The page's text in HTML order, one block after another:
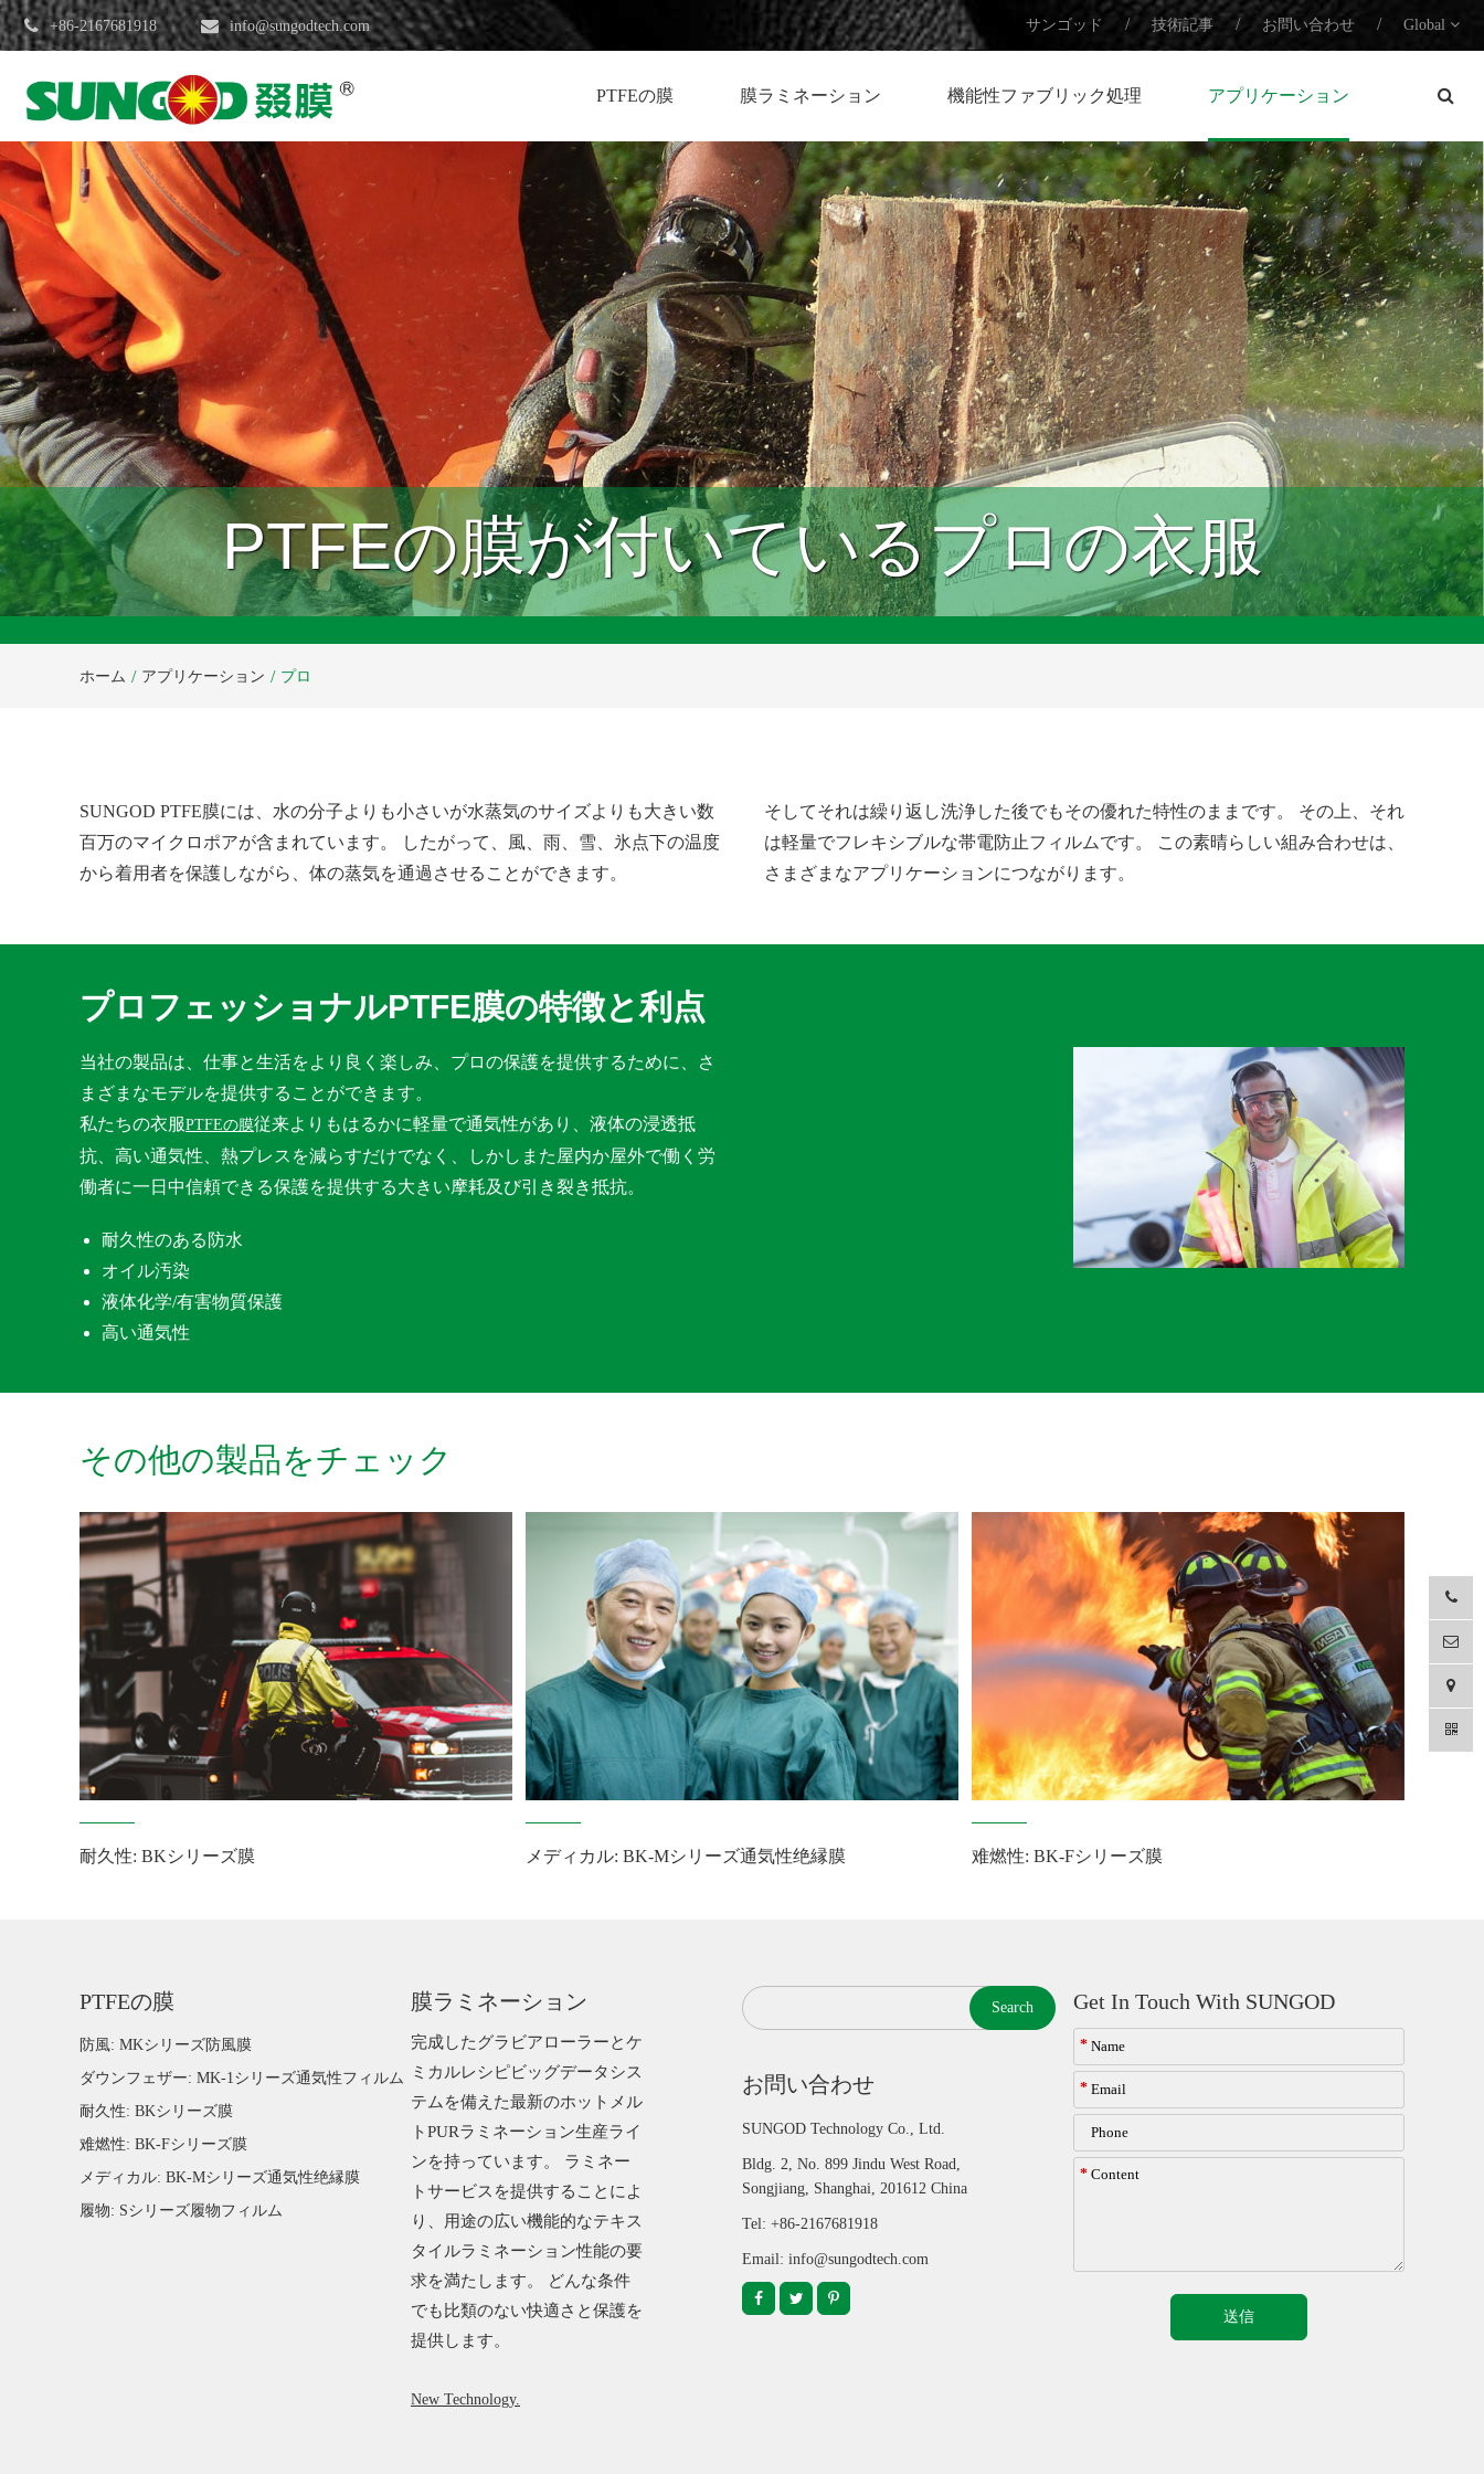
+86-2167681918 info@sungodtech.com サンゴッド / 技術記事 / お問い合わせ / Global
PTFEの膜 膜ラミネーション 機能性ファブリック処理 アプリケーション
PTFEの膜が付いているプロの衣服
ホーム アプリケーション プロ
SUNGOD PTFE膜には、水の分子よりも小さいが水蒸気のサイズよりも大きい数
百万のマイクロポアが含まれています。 したがって、風、雨、雪、氷点下の温度
から着用者を保護しながら、体の蒸気を通過させることができます。
そしてそれは繰り返し洗浄した後でもその優れた特性のままです。 その上、それ
は軽量でフレキシブルな帯電防止フィルムです。 この素晴らしい組み合わせは、
さまざまなアプリケーションにつながります。
プロフェッショナルPTFE膜の特徴と利点
当社の製品は、仕事と生活をより良く楽しみ、プロの保護を提供するために、さ
まざまなモデルを提供することができます。
私たちの衣服PTFEの膜従来よりもはるかに軽量で通気性があり、液体の浸透抵
抗、高い通気性、熱プレスを減らすだけでなく、しかしまた屋内か屋外で働く労
働者に一日中信頼できる保護を提供する大きい摩耗及び引き裂き抵抗。
耐久性のある防水
オイル汚染
液体化学/有害物質保護
高い通気性
その他の製品をチェック
耐久性: BKシリーズ膜 メディカル: BK-Mシリーズ通気性绝縁膜 难燃性: BK-Fシリーズ膜
PTFEの膜
防風: MKシリーズ防風膜
ダウンフェザー: MK-1シリーズ通気性フィルム
耐久性: BKシリーズ膜
难燃性: BK-Fシリーズ膜
メディカル: BK-Mシリーズ通気性绝縁膜
履物: Sシリーズ履物フィルム
膜ラミネーション
完成したグラビアローラーとケ
ミカルレシピビッグデータシス
テムを備えた最新のホットメル
トPURラミネーション生産ライ
ンを持っています。 ラミネー
トサービスを提供することによ
り、用途の広い機能的なテキス
タイルラミネーション性能の要
求を満たします。 どんな条件
でも比類のない快適さと保護を
提供します。
New Technology.
Search
お問い合わせ
SUNGOD Technology Co., Ltd.
Bldg. 2, No. 899 Jindu West Road,
Songjiang, Shanghai, 201612 China
Tel: +86-2167681918
Email: info@sungodtech.com
Get In Touch With SUNGOD
*
*
*
送信